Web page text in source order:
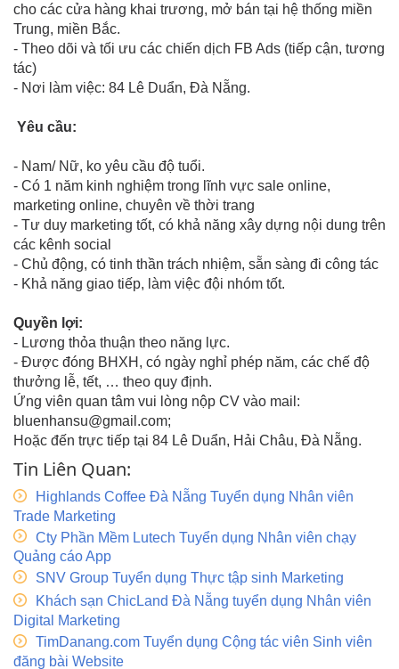
cho các cửa hàng khai trương, mở bán tại hệ thống miền
Trung, miền Bắc.
- Theo dõi và tối ưu các chiến dịch FB Ads (tiếp cận, tương
tác)
- Nơi làm việc: 84 Lê Duẩn, Đà Nẵng.
Yêu cầu:
- Nam/ Nữ, ko yêu cầu độ tuổi.
- Có 1 năm kinh nghiệm trong lĩnh vực sale online,
marketing online, chuyên về thời trang
- Tư duy marketing tốt, có khả năng xây dựng nội dung trên
các kênh social
- Chủ động, có tinh thần trách nhiệm, sẵn sàng đi công tác
- Khả năng giao tiếp, làm việc đội nhóm tốt.
Quyền lợi:
- Lương thỏa thuận theo năng lực.
- Được đóng BHXH, có ngày nghỉ phép năm, các chế độ
thưởng lễ, tết, … theo quy định.
Ứng viên quan tâm vui lòng nộp CV vào mail:
bluenhansu@gmail.com;
Hoặc đến trực tiếp tại 84 Lê Duẩn, Hải Châu, Đà Nẵng.
Tin Liên Quan:
Highlands Coffee Đà Nẵng Tuyển dụng Nhân viên
Trade Marketing
Cty Phần Mềm Lutech Tuyển dụng Nhân viên chạy
Quảng cáo App
SNV Group Tuyển dụng Thực tập sinh Marketing
Khách sạn ChicLand Đà Nẵng tuyển dụng Nhân viên
Digital Marketing
TimDanang.com Tuyển dụng Cộng tác viên Sinh viên
đăng bài Website